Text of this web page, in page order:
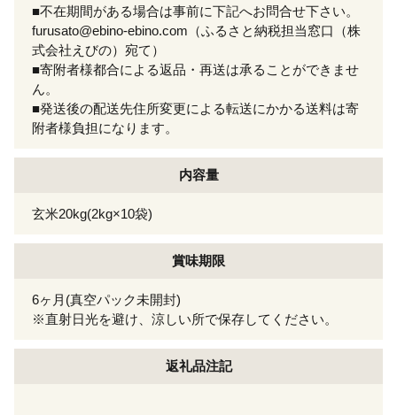
■不在期間がある場合は事前に下記へお問合せ下さい。
furusato@ebino-ebino.com（ふるさと納税担当窓口（株
式会社えびの）宛て）
■寄附者様都合による返品・再送は承ることができませ
ん。
■発送後の配送先住所変更による転送にかかる送料は寄
附者様負担になります。
内容量
玄米20kg(2kg×10袋)
賞味期限
6ヶ月(真空パック未開封)
※直射日光を避け、涼しい所で保存してください。
返礼品注記